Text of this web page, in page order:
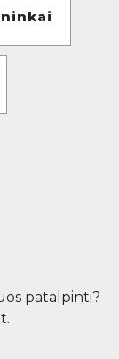
patalpinti?